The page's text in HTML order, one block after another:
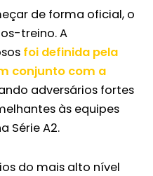
de forma oficial, o
treino. A
foi definida pela
conjunto com a
adversários fortes
às equipes
Série A2.
do mais alto nível